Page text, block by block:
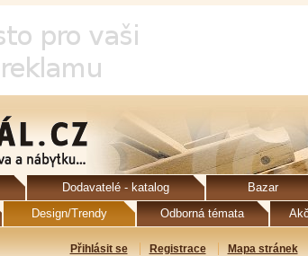
Dodavatelé - katalog Bazar
Design/Trendy Odborná témata
Přihlásit se Registrace Mapa stránek